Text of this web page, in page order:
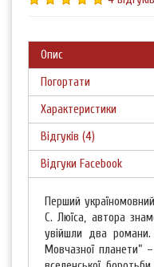
Опис
Погортати
Характеристики
Відгуків (4)
Відгуки Facebook
Перший
С. Люїса, автора
увійшли два
Мовчазної планети”